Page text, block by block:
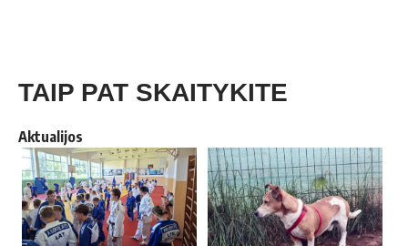
TAIP PAT SKAITYKITE
Aktualijos